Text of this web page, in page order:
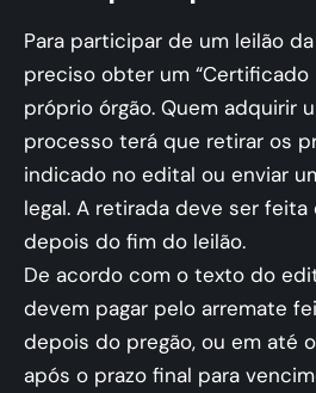
Para participar de um leilão
preciso obter um “Certificado
próprio órgão. Quem adquirir
processo terá que retirar os
indicado no edital ou enviar
legal. A retirada deve ser
depois do fim do leilão.
De acordo com o texto do
devem pagar pelo arremate
depois do pregão, ou em até
após o prazo final para